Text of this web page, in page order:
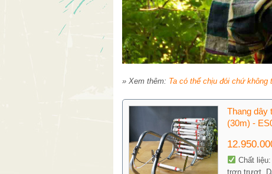
» Xem thêm: Ta có thể chịu đói chứ
Thang dây
(30m) -
Chất
trơn trượt.